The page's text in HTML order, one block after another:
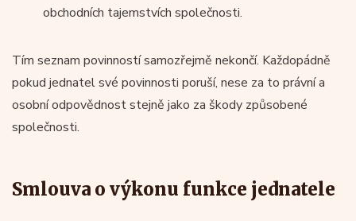
obchodních tajemstvích společnosti.
Tím seznam povinností samozřejmě nekončí. Každopádně
pokud jednatel své povinnosti poruší, nese za to právní a
osobní odpovědnost stejně jako za škody způsobené
společnosti.
Smlouva o výkonu funkce jednatele